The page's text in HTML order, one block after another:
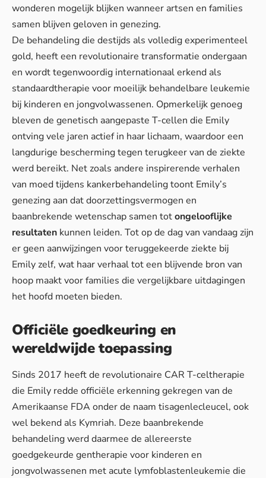
wonderen mogelijk blijken wanneer artsen en families
samen blijven geloven in genezing.
De behandeling die destijds als volledig experimenteel
gold, heeft een revolutionaire transformatie ondergaan
en wordt tegenwoordig internationaal erkend als
standaardtherapie voor moeilijk behandelbare leukemie
bij kinderen en jongvolwassenen. Opmerkelijk genoeg
bleven de genetisch aangepaste T-cellen die Emily
ontving vele jaren actief in haar lichaam, waardoor een
langdurige bescherming tegen terugkeer van de ziekte
werd bereikt. Net zoals andere inspirerende verhalen
van moed tijdens kankerbehandeling toont Emily’s
genezing aan dat doorzettingsvermogen en
baanbrekende wetenschap samen totongelooflijke
resultaten kunnen leiden. Tot op de dag van vandaag zijn
er geen aanwijzingen voor teruggekeerde ziekte bij
Emily zelf, wat haar verhaal tot een blijvende bron van
hoop maakt voor families die vergelijkbare uitdagingen
het hoofd moeten bieden.
Officiële goedkeuring en
wereldwijde toepassing
Sinds 2017 heeft de revolutionaire CAR T-celtherapie
die Emily redde officiële erkenning gekregen van de
Amerikaanse FDA onder de naam tisagenlecleucel, ook
wel bekend als Kymriah. Deze baanbrekende
behandeling werd daarmee de allereerste
goedgekeurde gentherapie voor kinderen en
jongvolwassenen met acute lymfoblastenleukemie die